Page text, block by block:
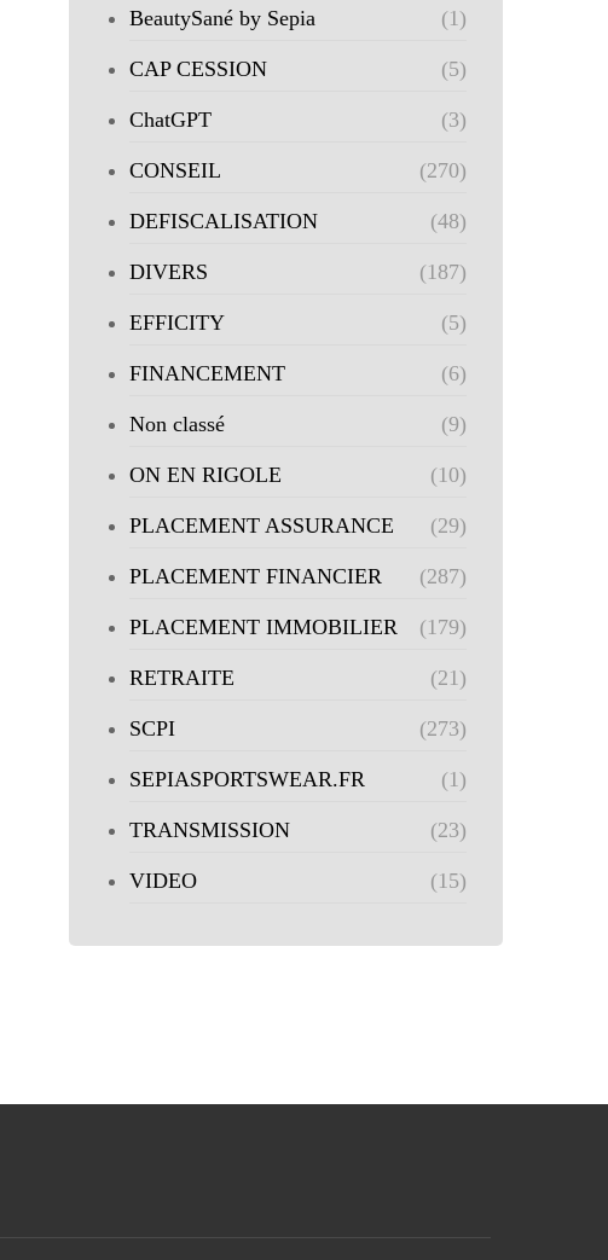
BeautySané by Sepia (1)
CAP CESSION (5)
ChatGPT (3)
CONSEIL (270)
DEFISCALISATION (48)
DIVERS (187)
EFFICITY (5)
FINANCEMENT (6)
Non classé (9)
ON EN RIGOLE (10)
PLACEMENT ASSURANCE (29)
PLACEMENT FINANCIER (287)
PLACEMENT IMMOBILIER (179)
RETRAITE (21)
SCPI (273)
SEPIASPORTSWEAR.FR (1)
TRANSMISSION (23)
VIDEO (15)